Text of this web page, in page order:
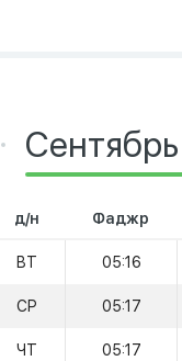
Сентябрь
д/н Фаджр
ВТ 05:16
СР 05:17
ЧТ 05:17